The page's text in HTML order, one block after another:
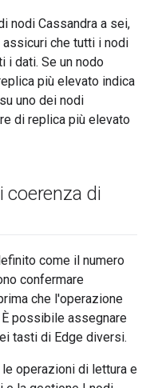
nodi Cassandra a sei,
che tutti i nodi
i dati. Se un nodo
più elevato indica
uno dei nodi
di replica più elevato
coerenza di
come il numero
confermare
che l'operazione
possibile assegnare
tasti di Edge diversi.
operazioni di lettura e